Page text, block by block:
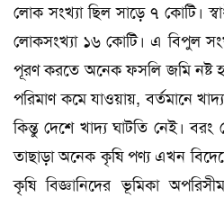
লোক সংখ্যা ছিল সাড়ে ৭ কোটি।
লোকসংখ্যা ১৬ কোটি। এ বিপুল
পূরণ করতে অনেক ফসলি জমি নষ্ট
পরিমাণ কমে যাওয়ায়, বর্তমানে
কিন্তু দেশে খাদ্য ঘাটতি নেই। বরং
তাছাড়া অনেক কৃষি পণ্য এখন
কৃষি বিজ্ঞানিদের ভূমিকা